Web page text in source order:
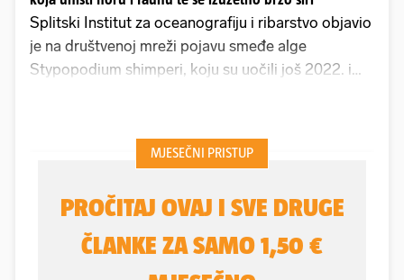
Splitski Institut za oceanografiju i ribarstvo objavio
je na društvenoj mreži pojavu smeđe alge
Stypopodium shimperi, koju su uočili još 2022. i